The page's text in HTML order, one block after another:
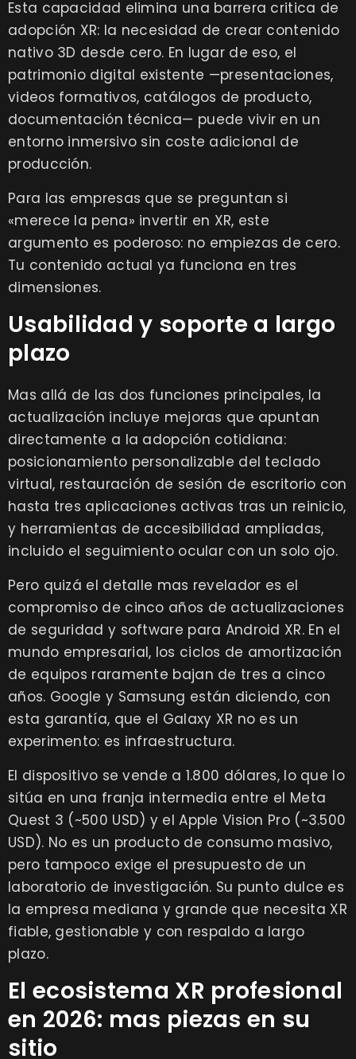
Esta capacidad elimina una barrera critica de
adopción XR: la necesidad de crear contenido
nativo 3D desde cero. En lugar de eso, el
patrimonio digital existente —presentaciones,
videos formativos, catálogos de producto,
documentación técnica— puede vivir en un
entorno inmersivo sin coste adicional de
producción.
Para las empresas que se preguntan si
«merece la pena» invertir en XR, este
argumento es poderoso: no empiezas de cero.
Tu contenido actual ya funciona en tres
dimensiones.
Usabilidad y soporte a largo
plazo
Mas allá de las dos funciones principales, la
actualización incluye mejoras que apuntan
directamente a la adopción cotidiana:
posicionamiento personalizable del teclado
virtual, restauración de sesión de escritorio con
hasta tres aplicaciones activas tras un reinicio,
y herramientas de accesibilidad ampliadas,
incluido el seguimiento ocular con un solo ojo.
Pero quizá el detalle mas revelador es el
compromiso de cinco años de actualizaciones
de seguridad y software para Android XR. En el
mundo empresarial, los ciclos de amortización
de equipos raramente bajan de tres a cinco
años. Google y Samsung están diciendo, con
esta garantía, que el Galaxy XR no es un
experimento: es infraestructura.
El dispositivo se vende a 1.800 dólares, lo que lo
sitúa en una franja intermedia entre el Meta
Quest 3 (~500 USD) y el Apple Vision Pro (~3.500
USD). No es un producto de consumo masivo,
pero tampoco exige el presupuesto de un
laboratorio de investigación. Su punto dulce es
la empresa mediana y grande que necesita XR
fiable, gestionable y con respaldo a largo
plazo.
El ecosistema XR profesional
en 2026: mas piezas en su
sitio